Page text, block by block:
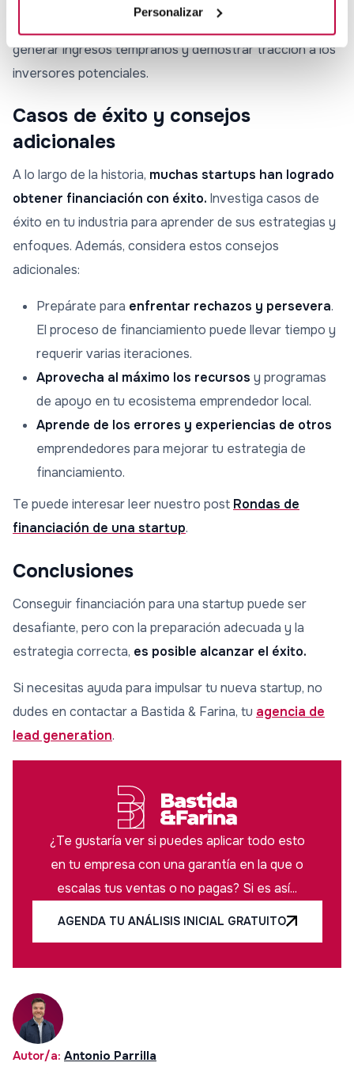
Personalizar
generar ingresos tempranos y demostrar tracción a los
inversores potenciales.
Casos de éxito y consejos
adicionales
A lo largo de la historia, muchas startups han logrado
obtener financiación con éxito. Investiga casos de
éxito en tu industria para aprender de sus estrategias y
enfoques. Además, considera estos consejos
adicionales:
Prepárate para enfrentar rechazos y persevera.
El proceso de financiamiento puede llevar tiempo y
requerir varias iteraciones.
Aprovecha al máximo los recursos y programas
de apoyo en tu ecosistema emprendedor local.
Aprende de los errores y experiencias de otros
emprendedores para mejorar tu estrategia de
financiamiento.
Te puede interesar leer nuestro post Rondas de
financiación de una startup.
Conclusiones
Conseguir financiación para una startup puede ser
desafiante, pero con la preparación adecuada y la
estrategia correcta, es posible alcanzar el éxito.
Si necesitas ayuda para impulsar tu nueva startup, no
dudes en contactar a Bastida & Farina, tu agencia de
lead generation.
¿Te gustaría ver si puedes aplicar todo esto
en tu empresa con una garantía en la que o
escalas tus ventas o no pagas? Si es así...
AGENDA TU ANÁLISIS INICIAL GRATUITO
Autor/a: Antonio Parrilla